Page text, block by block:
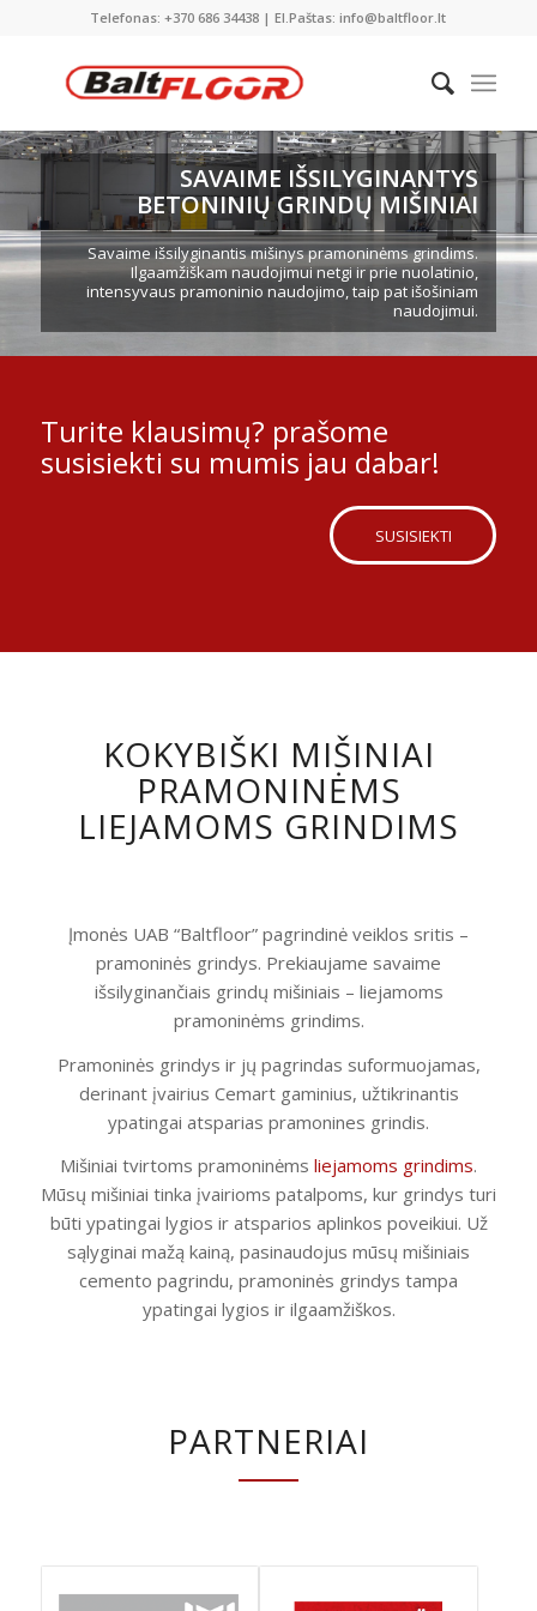
Telefonas: +370 686 34438 | El.Paštas: info@baltfloor.lt
SAVAIME IŠSILYGINANTYS
BETONINIŲ GRINDŲ MIŠINIAI
Savaime išsilyginantis mišinys pramoninėms grindims.
Ilgaamžiškam naudojimui netgi ir prie nuolatinio,
intensyvaus pramoninio naudojimo, taip pat išošiniam
naudojimui.
Turite klausimų? prašome
susisiekti su mumis jau dabar!
SUSISIEKTI
KOKYBIŠKI MIŠINIAI
PRAMONINĖMS
LIEJAMOMS GRINDIMS
Įmonės UAB “Baltfloor” pagrindinė veiklos sritis –
pramoninės grindys. Prekiaujame savaime
išsilyginančiais grindų mišiniais – liejamoms
pramoninėms grindims.
Pramoninės grindys ir jų pagrindas suformuojamas,
derinant įvairius Cemart gaminius, užtikrinantis
ypatingai atsparias pramonines grindis.
Mišiniai tvirtoms pramoninėms liejamoms grindims.
Mūsų mišiniai tinka įvairioms patalpoms, kur grindys turi
būti ypatingai lygios ir atsparios aplinkos poveikiui. Už
sąlyginai mažą kainą, pasinaudojus mūsų mišiniais
cemento pagrindu, pramoninės grindys tampa
ypatingai lygios ir ilgaamžiškos.
PARTNERIAI